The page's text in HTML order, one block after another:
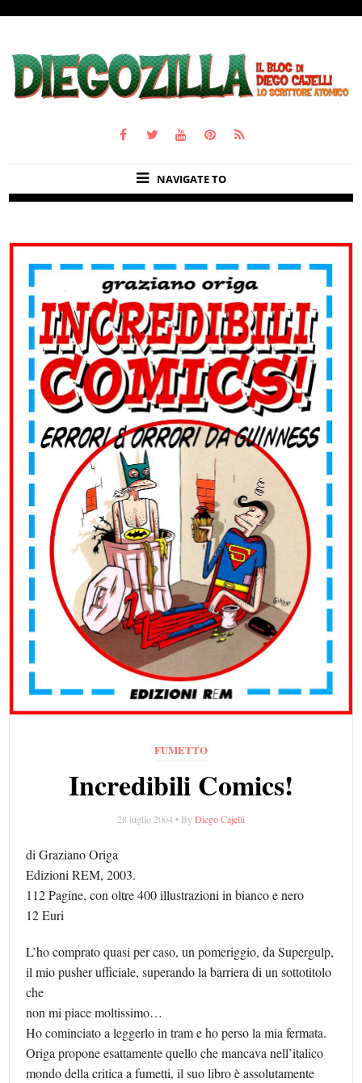
NAVIGATE TO
FUMETTO
Incredibili Comics!
28 luglio 2004 • By Diego Cajelli
di Graziano Origa
Edizioni REM, 2003.
112 Pagine, con oltre 400 illustrazioni in bianco e nero
12 Euri
L’ho comprato quasi per caso, un pomeriggio, da Supergulp,
il mio pusher ufficiale, superando la barriera di un sottotitolo
che
non mi piace moltissimo…
Ho cominciato a leggerlo in tram e ho perso la mia fermata.
Origa propone esattamente quello che mancava nell’italico
mondo della critica a fumetti, il suo libro è assolutamente